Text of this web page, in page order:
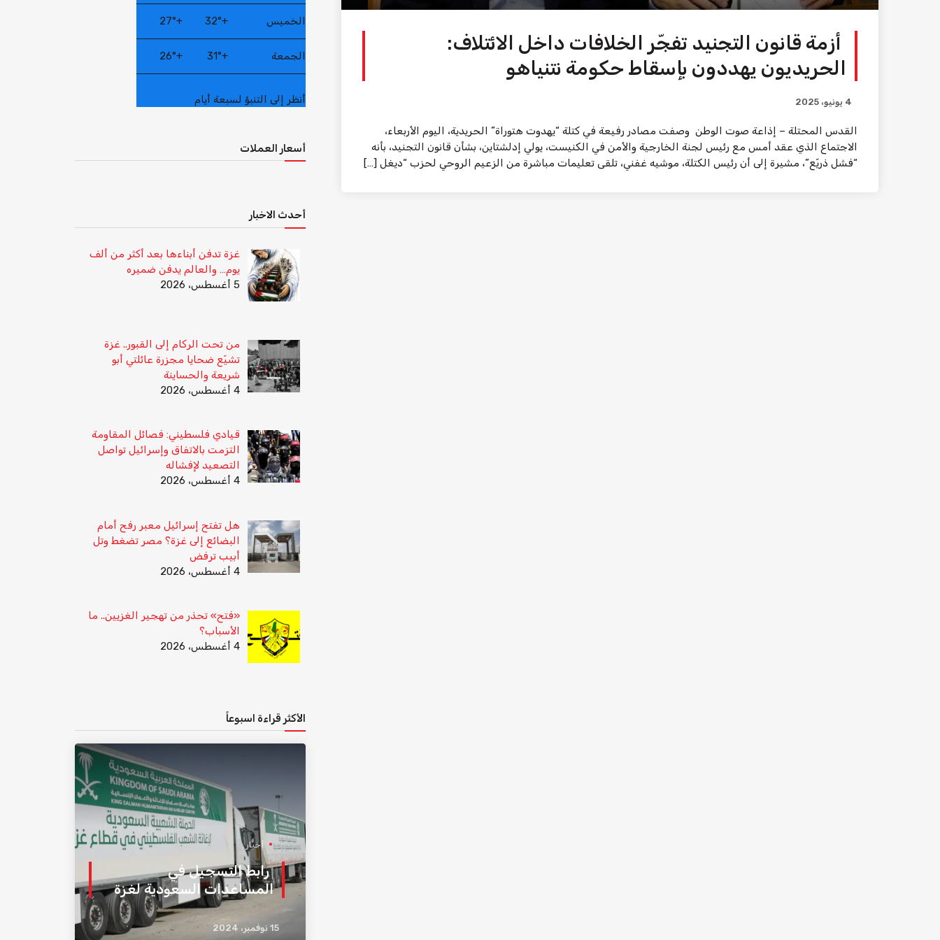
أزمة قانون التجنيد تفجّر الخلافات داخل الائتلاف:
الحريديون يهددون بإسقاط حكومة نتنياهو
4 يونيو، 2025
القدس المحتلة – إذاعة صوت الوطن وصفت مصادر رفيعة في كتلة “يهدوت هتوراة” الحريدية، اليوم الأربعاء،
الاجتماع الذي عقد أمس مع رئيس لجنة الخارجية والأمن في الكنيست، يولي إدلشتاين، بشأن قانون التجنيد، بأنه
“فشل ذريّع”، مشيرة إلى أن رئيس الكتلة، موشيه غفني، تلقى تعليمات مباشرة من الزعيم الروحي لحزب “ديغل […]
الخميس +
32°
+
27°
الجمعة +
31°
+
26°
أنظر إلى التنبؤ لسبعة أيام
أسعار العملات
أحدث الاخبار
غزة تدفن أبناءها بعد أكثر من ألف
يوم… والعالم يدفن ضميره
5 أغسطس، 2026
من تحت الركام إلى القبور.. غزة
تشيّع ضحايا مجزرة عائلتي أبو
شريعة والحساينة
4 أغسطس، 2026
قيادي فلسطيني: فصائل المقاومة
التزمت بالاتفاق وإسرائيل تواصل
التصعيد لإفشاله
4 أغسطس، 2026
هل تفتح إسرائيل معبر رفح أمام
البضائع إلى غزة؟ مصر تضغط وتل
أبيب ترفض
4 أغسطس، 2026
«فتح» تحذر من تهجير الغزيين.. ما
الأسباب؟
4 أغسطس، 2026
الأكثر قراءة اسبوعاً
أخبار
رابط التسجيل في
المساعدات السعودية لغزة
15 نوفمبر، 2024